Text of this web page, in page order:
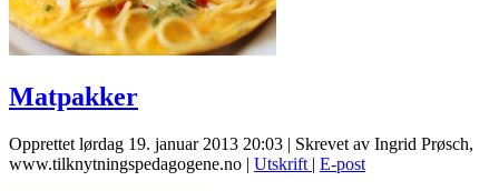
Matpakker
Opprettet lørdag 19. januar 2013 20:03 | Skrevet av Ingrid Prøsch,
www.tilknytningspedagogene.no | Utskrift | E-post